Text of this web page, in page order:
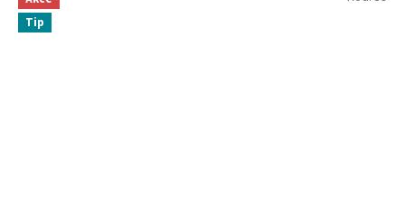
Tip